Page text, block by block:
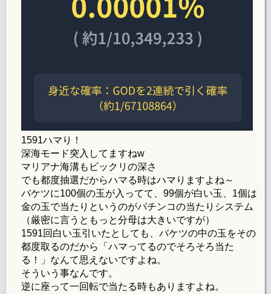
1591ハマり！
深海モード突入してますねw
マリアナ海溝もビックリの深さ
でも都度抽選だからハマる時はハマりますよね～
バケツに100個の玉が入ってて、99個が白い玉、1個は
金の玉で当たりというのがパチンコの当たりシステム
（厳密に言うともっと分母は大きいですが）
1591回白い玉引いたとしても、バケツの中の玉をその
都度取るのだから「ハマってるのでそろそろ当た
る！」なんて思えないですよね。
そういう事なんです。
逆に座って一回転で当たる時もありますよね。